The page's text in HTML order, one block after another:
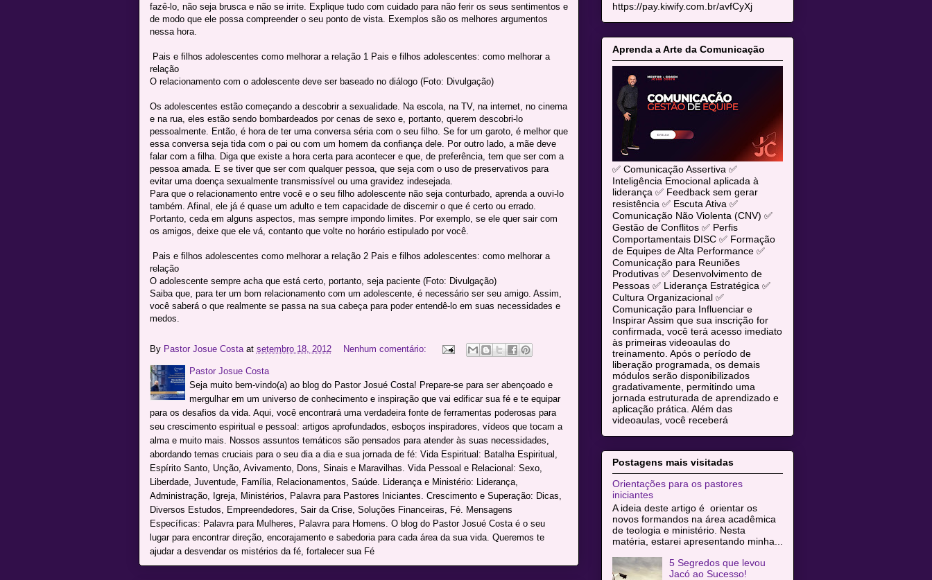
fazê-lo, não seja brusca e não se irrite. Explique tudo com cuidado para não ferir os seus sentimentos e
de modo que ele possa compreender o seu ponto de vista. Exemplos são os melhores argumentos
nessa hora.
Pais e filhos adolescentes como melhorar a relação 1 Pais e filhos adolescentes: como melhorar a
relação
O relacionamento com o adolescente deve ser baseado no diálogo (Foto: Divulgação)
Os adolescentes estão começando a descobrir a sexualidade. Na escola, na TV, na internet, no cinema
e na rua, eles estão sendo bombardeados por cenas de sexo e, portanto, querem descobri-lo
pessoalmente. Então, é hora de ter uma conversa séria com o seu filho. Se for um garoto, é melhor que
essa conversa seja tida com o pai ou com um homem da confiança dele. Por outro lado, a mãe deve
falar com a filha. Diga que existe a hora certa para acontecer e que, de preferência, tem que ser com a
pessoa amada. E se tiver que ser com qualquer pessoa, que seja com o uso de preservativos para
evitar uma doença sexualmente transmissível ou uma gravidez indesejada.
Para que o relacionamento entre você e o seu filho adolescente não seja conturbado, aprenda a ouvi-lo
também. Afinal, ele já é quase um adulto e tem capacidade de discernir o que é certo ou errado.
Portanto, ceda em alguns aspectos, mas sempre impondo limites. Por exemplo, se ele quer sair com
os amigos, deixe que ele vá, contanto que volte no horário estipulado por você.
Pais e filhos adolescentes como melhorar a relação 2 Pais e filhos adolescentes: como melhorar a
relação
O adolescente sempre acha que está certo, portanto, seja paciente (Foto: Divulgação)
Saiba que, para ter um bom relacionamento com um adolescente, é necessário ser seu amigo. Assim,
você saberá o que realmente se passa na sua cabeça para poder entendê-lo em suas necessidades e
medos.
By Pastor Josue Costa at setembro 18, 2012 Nenhum comentário:
Pastor Josue Costa
Seja muito bem-vindo(a) ao blog do Pastor Josué Costa! Prepare-se para ser abençoado e
mergulhar em um universo de conhecimento e inspiração que vai edificar sua fé e te equipar
para os desafios da vida. Aqui, você encontrará uma verdadeira fonte de ferramentas poderosas para
seu crescimento espiritual e pessoal: artigos aprofundados, esboços inspiradores, vídeos que tocam a
alma e muito mais. Nossos assuntos temáticos são pensados para atender às suas necessidades,
abordando temas cruciais para o seu dia a dia e sua jornada de fé: Vida Espiritual: Batalha Espiritual,
Espírito Santo, Unção, Avivamento, Dons, Sinais e Maravilhas. Vida Pessoal e Relacional: Sexo,
Liberdade, Juventude, Família, Relacionamentos, Saúde. Liderança e Ministério: Liderança,
Administração, Igreja, Ministérios, Palavra para Pastores Iniciantes. Crescimento e Superação: Dicas,
Diversos Estudos, Empreendedores, Sair da Crise, Soluções Financeiras, Fé. Mensagens
Específicas: Palavra para Mulheres, Palavra para Homens. O blog do Pastor Josué Costa é o seu
lugar para encontrar direção, encorajamento e sabedoria para cada área da sua vida. Queremos te
ajudar a desvendar os mistérios da fé, fortalecer sua Fé
https://pay.kiwify.com.br/avfCyXj
Aprenda a Arte da Comunicação
✅ Comunicação Assertiva ✅
Inteligência Emocional aplicada à
liderança ✅ Feedback sem gerar
resistência ✅ Escuta Ativa ✅
Comunicação Não Violenta (CNV) ✅
Gestão de Conflitos ✅ Perfis
Comportamentais DISC ✅ Formação
de Equipes de Alta Performance ✅
Comunicação para Reuniões
Produtivas ✅ Desenvolvimento de
Pessoas ✅ Liderança Estratégica ✅
Cultura Organizacional ✅
Comunicação para Influenciar e
Inspirar Assim que sua inscrição for
confirmada, você terá acesso imediato
às primeiras videoaulas do
treinamento. Após o período de
liberação programada, os demais
módulos serão disponibilizados
gradativamente, permitindo uma
jornada estruturada de aprendizado e
aplicação prática. Além das
videoaulas, você receberá
Postagens mais visitadas
Orientações para os pastores
iniciantes
A ideia deste artigo é orientar os
novos formandos na área acadêmica
de teologia e ministério. Nesta
matéria, estarei apresentando minha...
5 Segredos que levou
Jacó ao Sucesso!